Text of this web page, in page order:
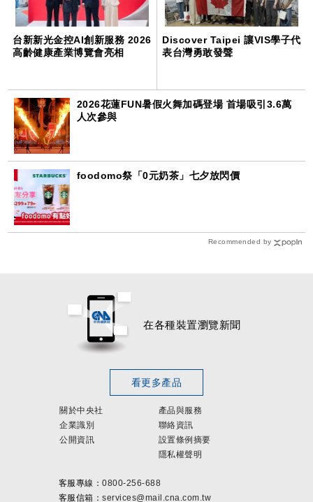
台新新光金控AI創新服務 2026
高齡健康產業博覽會亮相
Discover Taipei 讓VIS學子代
表台灣勇敢發聲
2026花蓮FUN暑假火舞加碼登場 首場吸引3.6萬
人次參與
foodomo祭「0元奶茶」七夕放閃價
Recommended by
在各種裝置瀏覽新聞
看更多產品
關於中央社
企業識別
公開資訊
產品與服務
聯絡資訊
設置條例摘要
隱私權聲明
客服專線：0800-256-688
客服信箱：services@mail.cna.com.tw